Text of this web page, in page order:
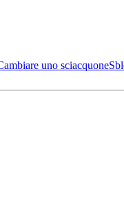
uno sciacquone